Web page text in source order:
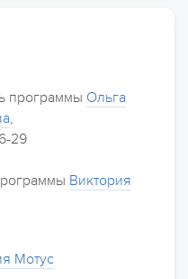
программы Ольга
,
29
Виктория
Мотус